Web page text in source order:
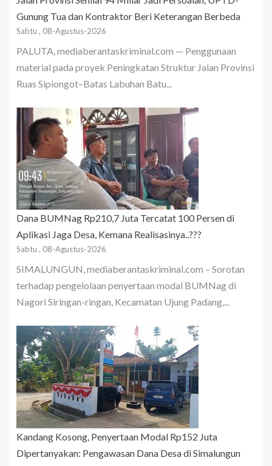
Gunung Tua dan Kontraktor Beri Keterangan Berbeda
Sabtu , 08-Agustus-2026
PALUTA, mediaberantaskriminal.com — Penggunaan
material pada proyek Peningkatan Struktur Jalan Provinsi
Ruas Sipiongot–Batas Labuhan Batu...
Dana BUMNag Rp210,7 Juta Tercatat 100 Persen di
Aplikasi Jaga Desa, Kemana Realisasinya..???
Sabtu , 08-Agustus-2026
SIMALUNGUN, mediaberantaskriminal.com – Sorotan
terhadap pengelolaan penyertaan modal BUMNag di
Nagori Siringan-ringan, Kecamatan Ujung Padang,...
Kandang Kosong, Penyertaan Modal Rp152 Juta
Dipertanyakan: Pengawasan Dana Desa di Simalungun